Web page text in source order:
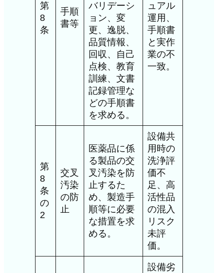
第
8
条
手順
書等
バリデーシ
ョン、変
更、逸脱、
品質情報、
回収、自己
点検、教育
訓練、文書
記録管理な
どの手順書
を求める。
ュアル
運用、
手順書
と実作
業の不
一致。
第
8
条
の
2
交叉
汚染
の防
止
医薬品に係
る製品の交
叉汚染を防
止するた
め、製造手
順等に必要
な措置を求
める。
設備共
用時の
洗浄評
価不
足、高
活性品
の混入
リスク
未評
価。
設備劣